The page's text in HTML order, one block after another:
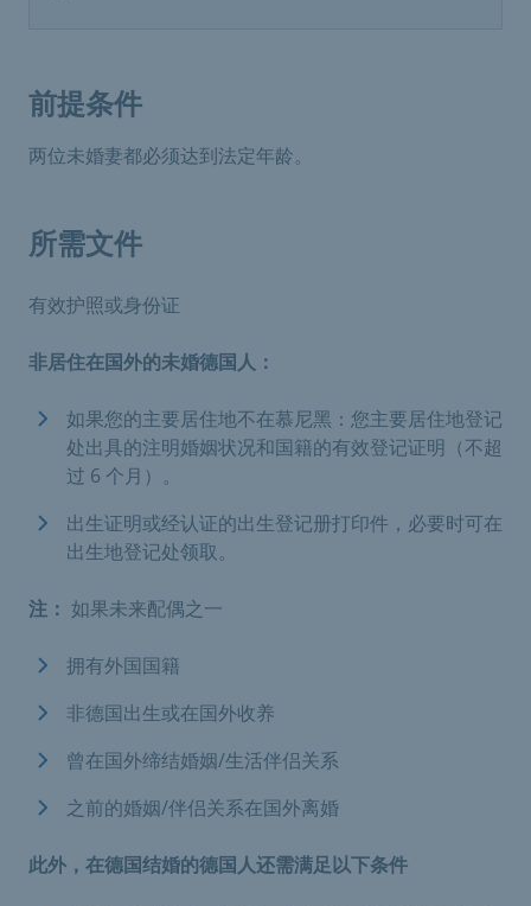
前提条件
两位未婚妻都必须达到法定年龄。
所需文件
有效护照或身份证
非居住在国外的未婚德国人：
如果您的主要居住地不在慕尼黑：您主要居住地登记
处出具的注明婚姻状况和国籍的有效登记证明（不超
过 6 个月）。
出生证明或经认证的出生登记册打印件，必要时可在
出生地登记处领取。
注： 如果未来配偶之一
拥有外国国籍
非德国出生或在国外收养
曾在国外缔结婚姻/生活伴侣关系
之前的婚姻/伴侣关系在国外离婚
此外，在德国结婚的德国人还需满足以下条件